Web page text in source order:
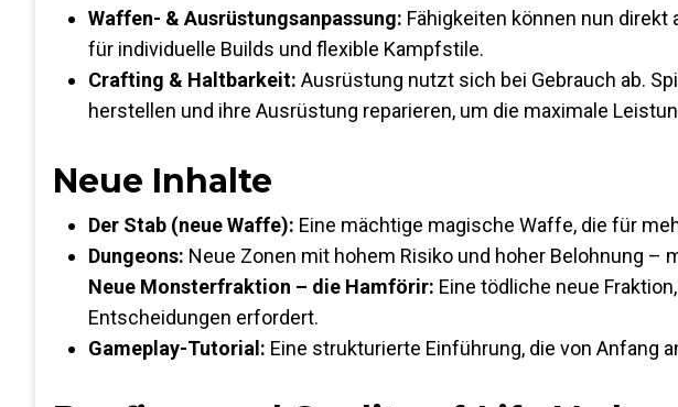
Waffen- & Ausrüstungsanpassung: Fähigkeiten können nun
für individuelle Builds und flexible Kampfstile.
Crafting & Haltbarkeit: Ausrüstung nutzt sich bei Gebrauch ab.
herstellen und ihre Ausrüstung reparieren, um die maximale
Neue Inhalte
Der Stab (neue Waffe): Eine mächtige magische Waffe, die für
Dungeons: Neue Zonen mit hohem Risiko und hoher Belohnung –
Neue Monsterfraktion – die Hamförir: Eine tödliche neue
Entscheidungen erfordert.
Gameplay-Tutorial: Eine strukturierte Einführung, die von Anfang